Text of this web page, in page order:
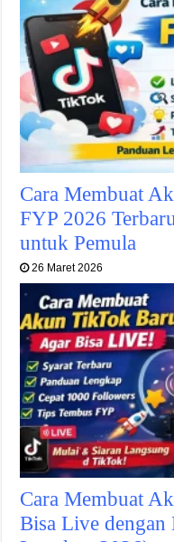
Cara Membuat
FYP 2026
untuk Pemula
26 Maret 2026
Cara Membuat
Bisa Live dengan